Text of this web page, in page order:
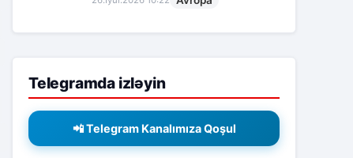
Telegramda izləyin
📲 Telegram Kanalımıza Qoşul